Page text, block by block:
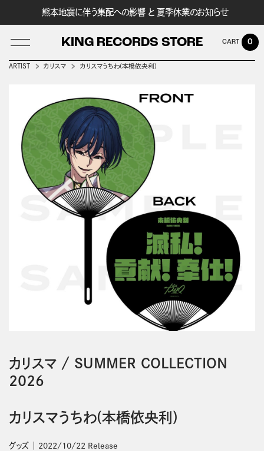
熊本地震に伴う集配への影響 と 夏季休業のお知らせ
KING RECORDS STORE
LOG IN
0
ARTIST カリスマ カリスマうちわ(本橋依央利)
カリスマ/ SUMMER COLLECTION
2026
カリスマうちわ(本橋依央利)
グッズ 2022/10/22 Release